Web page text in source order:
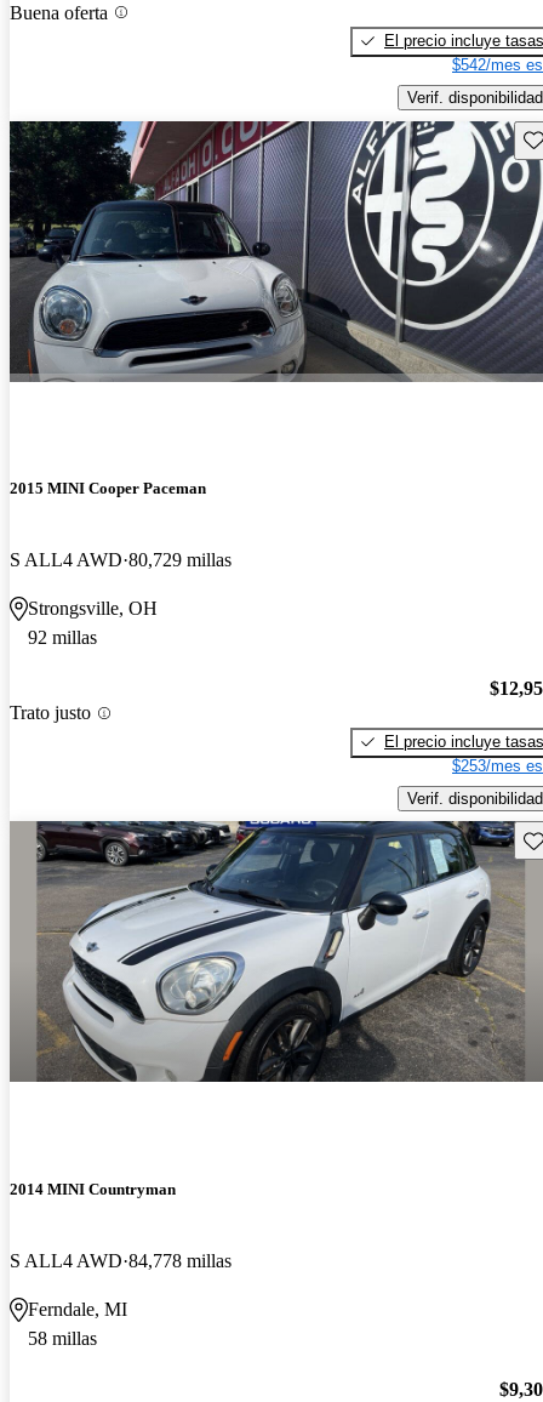
Buena oferta
El precio incluye tasas
$542/mes
Verif. disponibilidad
2015 MINI Cooper Paceman
S ALL4 AWD 80,729 millas
Strongsville, OH
92 millas
Trato justo
El precio incluye tasas
$253/mes
Verif. disponibilidad
2014 MINI Countryman
S ALL4 AWD 84,778 millas
Ferndale, MI
58 millas